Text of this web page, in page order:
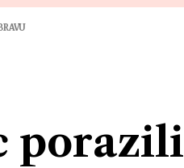
porazili